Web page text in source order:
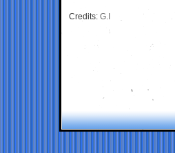
Credits: G.I